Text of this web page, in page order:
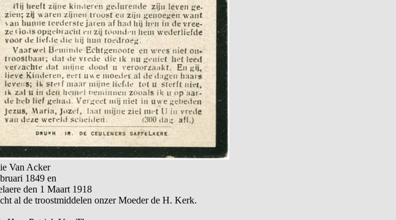
Van Acker
1849 en
den 1 Maart 1918
al de troostmiddelen onzer Moeder de H. Kerk.